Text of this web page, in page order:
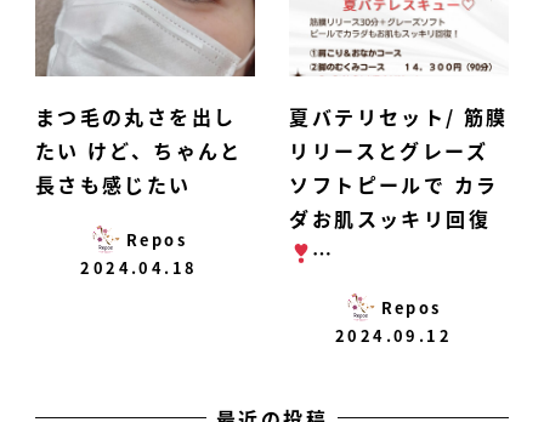
まつ毛の丸さを出し
たい けど、ちゃんと
長さも感じたい
Repos
2024.04.18
夏バテリセット/ 筋膜
リリースとグレーズ
ソフトピールで カラ
ダお肌スッキリ回復
…
Repos
2024.09.12